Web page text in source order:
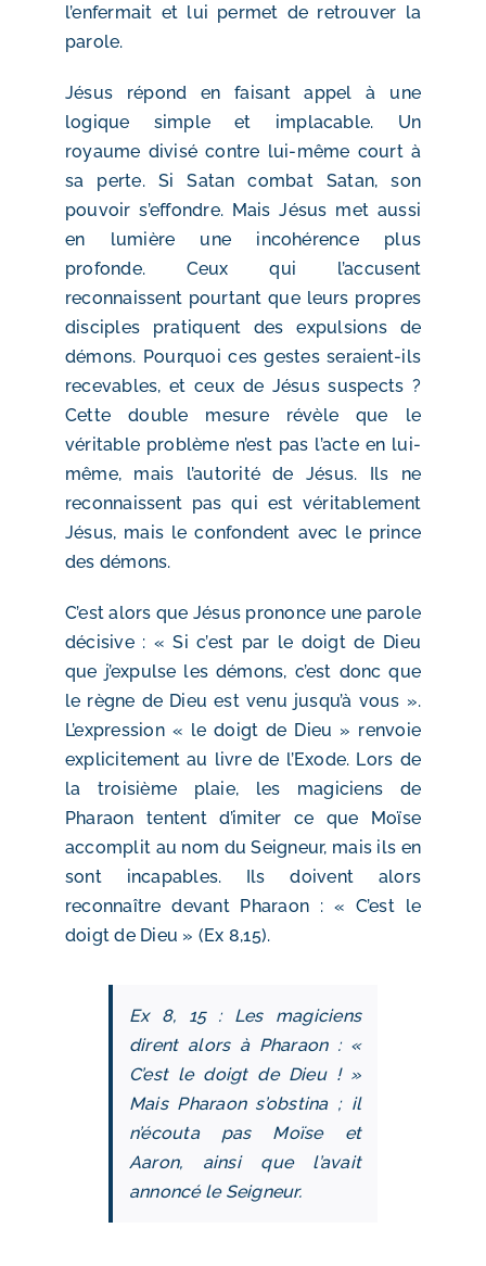
l’enfermait et lui permet de retrouver la
parole.
Jésus répond en faisant appel à une
logique simple et implacable. Un
royaume divisé contre lui-même court à
sa perte. Si Satan combat Satan, son
pouvoir s’effondre. Mais Jésus met aussi
en lumière une incohérence plus
profonde. Ceux qui l’accusent
reconnaissent pourtant que leurs propres
disciples pratiquent des expulsions de
démons. Pourquoi ces gestes seraient-ils
recevables, et ceux de Jésus suspects ?
Cette double mesure révèle que le
véritable problème n’est pas l’acte en lui-
même, mais l’autorité de Jésus. Ils ne
reconnaissent pas qui est véritablement
Jésus, mais le confondent avec le prince
des démons.
C’est alors que Jésus prononce une parole
décisive : « Si c’est par le doigt de Dieu
que j’expulse les démons, c’est donc que
le règne de Dieu est venu jusqu’à vous ».
L’expression « le doigt de Dieu » renvoie
explicitement au livre de l’Exode. Lors de
la troisième plaie, les magiciens de
Pharaon tentent d’imiter ce que Moïse
accomplit au nom du Seigneur, mais ils en
sont incapables. Ils doivent alors
reconnaître devant Pharaon : « C’est le
doigt de Dieu » (Ex 8,15).
Ex 8, 15 : Les magiciens
dirent alors à Pharaon : «
C’est le doigt de Dieu ! »
Mais Pharaon s’obstina ; il
n’écouta pas Moïse et
Aaron, ainsi que l’avait
annoncé le Seigneur.